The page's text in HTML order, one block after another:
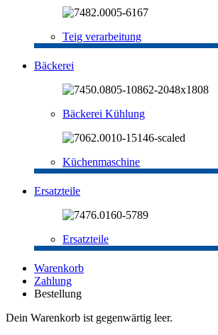
Teig verarbeitung
Bäckerei
Bäckerei Kühlung
Küchenmaschine
Ersatzteile
Ersatzteile
Warenkorb
Zahlung
Bestellung
Dein Warenkorb ist gegenwärtig leer.